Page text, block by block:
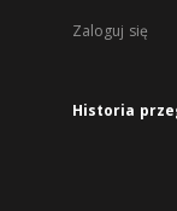
Zaloguj się
Historia